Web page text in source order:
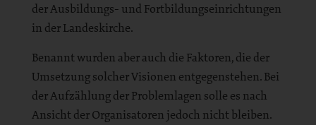
der Ausbildungs- und Fortbildungseinrichtungen
in der Landeskirche.
Benannt wurden aber auch die Faktoren, die der
Umsetzung solcher Visionen entgegenstehen. Bei
der Aufzählung der Problemlagen solle es nach
Ansicht der Organisatoren jedoch nicht bleiben.